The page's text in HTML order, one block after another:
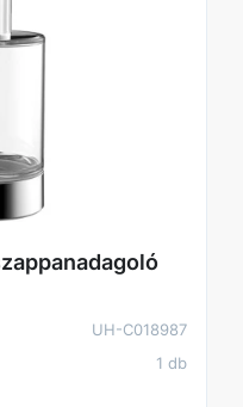
UH-C018987
1 db